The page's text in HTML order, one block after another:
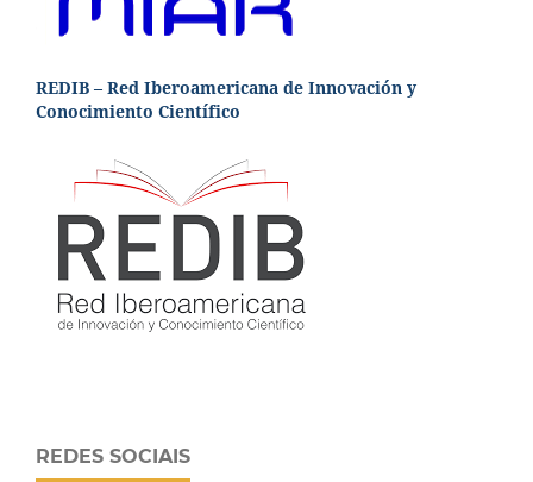
REDIB – Red Iberoamericana de Innovación y
Conocimiento Científico
REDES SOCIAIS